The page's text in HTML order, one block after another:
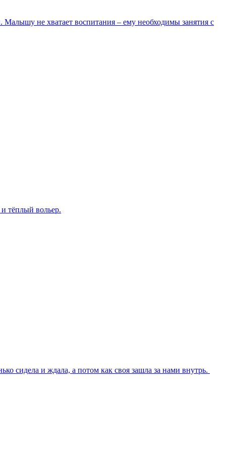
не хватает воспитания – ему необходимы занятия с
тёплый вольер.
сидела и ждала, а потом как своя зашла за нами внутрь.